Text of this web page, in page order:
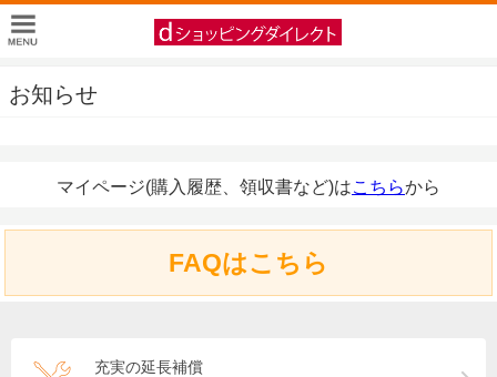
お知らせ
マイページ(購入履歴、領収書など)はこちらから
FAQはこちら
充実の延長補償